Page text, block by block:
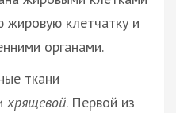
жировую клетчатку и
органами.
ткани
хрящевой. Первой из